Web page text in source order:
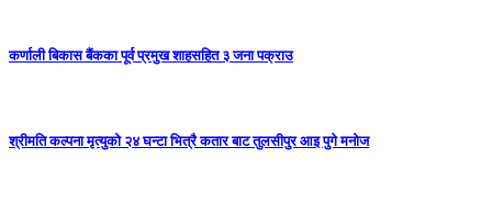
कर्णाली बिकास बैंकका पूर्व प्रमुख शाहसहित ३ जना पक्राउ
श्रीमति कल्पना मृत्युको २४ घन्टा भित्रै कतार बाट तुलसीपुर आइ पुगे मनोज